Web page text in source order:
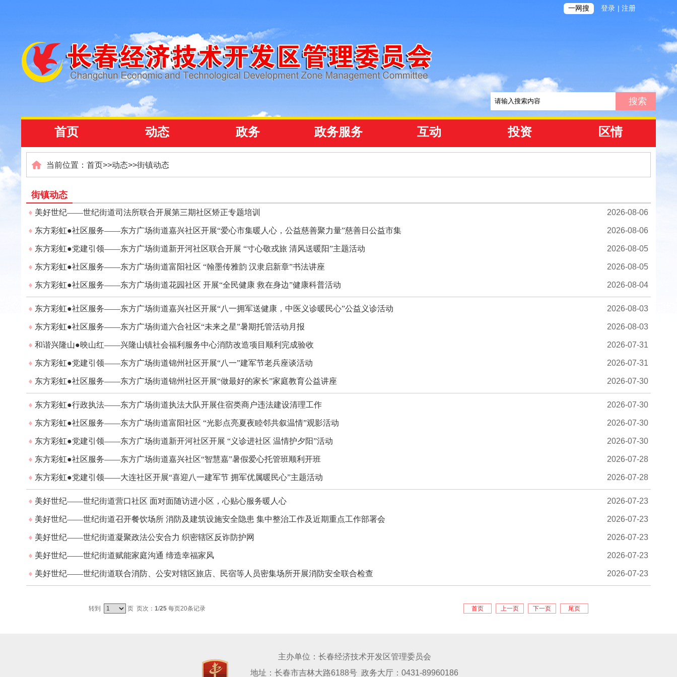
一网搜 登录 | 注册
首页 动态 政务 政务服务 互动 投资 区情
当前位置： 首页>>动态>>街镇动态
街镇动态
美好世纪——世纪街道司法所联合开展第三期社区矫正专题培训 2026-08-06
东方彩虹●社区服务——东方广场街道嘉兴社区开展“爱心市集暖人心，公益慈善聚力量”慈善日公益市集 2026-08-06
东方彩虹●党建引领——东方广场街道新开河社区联合开展 “寸心敬戎旅 清风送暖阳”主题活动 2026-08-05
东方彩虹●社区服务——东方广场街道富阳社区 “翰墨传雅韵 汉隶启新章”书法讲座 2026-08-05
东方彩虹●社区服务——东方广场街道花园社区 开展“全民健康 救在身边”健康科普活动 2026-08-04
东方彩虹●社区服务——东方广场街道嘉兴社区开展“八一拥军送健康，中医义诊暖民心”公益义诊活动 2026-08-03
东方彩虹●社区服务——东方广场街道六合社区“未来之星”暑期托管活动月报 2026-08-03
和谐兴隆山●映山红——兴隆山镇社会福利服务中心消防改造项目顺利完成验收 2026-07-31
东方彩虹●党建引领——东方广场街道锦州社区开展“八一”建军节老兵座谈活动 2026-07-31
东方彩虹●社区服务——东方广场街道锦州社区开展“做最好的家长”家庭教育公益讲座 2026-07-30
东方彩虹●行政执法——东方广场街道执法大队开展住宿类商户违法建设清理工作 2026-07-30
东方彩虹●社区服务——东方广场街道富阳社区 “光影点亮夏夜睦邻共叙温情”观影活动 2026-07-30
东方彩虹●党建引领——东方广场街道新开河社区开展 “义诊进社区 温情护夕阳”活动 2026-07-30
东方彩虹●社区服务——东方广场街道嘉兴社区“智慧嘉”暑假爱心托管班顺利开班 2026-07-28
东方彩虹●党建引领——大连社区开展“喜迎八一建军节 拥军优属暖民心”主题活动 2026-07-28
美好世纪——世纪街道营口社区 面对面随访进小区，心贴心服务暖人心 2026-07-23
美好世纪——世纪街道召开餐饮场所 消防及建筑设施安全隐患 集中整治工作及近期重点工作部署会 2026-07-23
美好世纪——世纪街道凝聚政法公安合力 织密辖区反诈防护网 2026-07-23
美好世纪——世纪街道赋能家庭沟通 缔造幸福家风 2026-07-23
美好世纪——世纪街道联合消防、公安对辖区旅店、民宿等人员密集场所开展消防安全联合检查 2026-07-23
转到 页 页次： 1/25 每页20条记录 尾页
下一页
上一页
首页
主办单位：长春经济技术开发区管理委员会
地址：长春市吉林大路6188号 政务大厅：0431-89960186